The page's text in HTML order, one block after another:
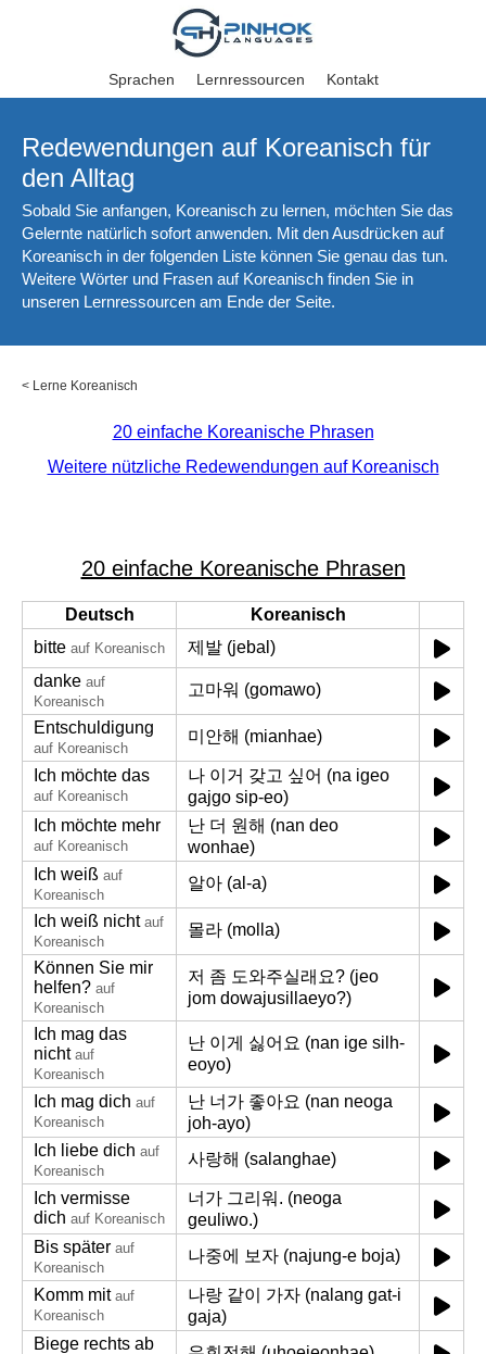
Sprachen Lernressourcen Kontakt
Redewendungen auf Koreanisch für
den Alltag
Sobald Sie anfangen, Koreanisch zu lernen, möchten Sie das
Gelernte natürlich sofort anwenden. Mit den Ausdrücken auf
Koreanisch in der folgenden Liste können Sie genau das tun.
Weitere Wörter und Frasen auf Koreanisch finden Sie in
unseren Lernressourcen am Ende der Seite.
< Lerne Koreanisch
20 einfache Koreanische Phrasen
Weitere nützliche Redewendungen auf Koreanisch
20 einfache Koreanische Phrasen
Deutsch
Koreanisch
bitte auf Koreanisch
제발 (jebal)
danke auf
Koreanisch
고마워 (gomawo)
Entschuldigung
auf Koreanisch
미안해 (mianhae)
Ich möchte das
auf Koreanisch
나 이거 갖고 싶어 (na igeo
gajgo sip-eo)
Ich möchte mehr
auf Koreanisch
난 더 원해 (nan deo
wonhae)
Ich weiß auf
Koreanisch
알아 (al-a)
Ich weiß nicht auf
Koreanisch
몰라 (molla)
Können Sie mir
helfen? auf
Koreanisch
저 좀 도와주실래요? (jeo
jom dowajusillaeyo?)
Ich mag das
nicht auf
Koreanisch
난 이게 싫어요 (nan ige silh-
eoyo)
Ich mag dich auf
Koreanisch
난 너가 좋아요 (nan neoga
joh-ayo)
Ich liebe dich auf
Koreanisch
사랑해 (salanghae)
Ich vermisse
dich auf Koreanisch
너가 그리워. (neoga
geuliwo.)
Bis später auf
Koreanisch
나중에 보자 (najung-e boja)
Komm mit auf
Koreanisch
나랑 같이 가자 (nalang gat-i
gaja)
Biege rechts ab